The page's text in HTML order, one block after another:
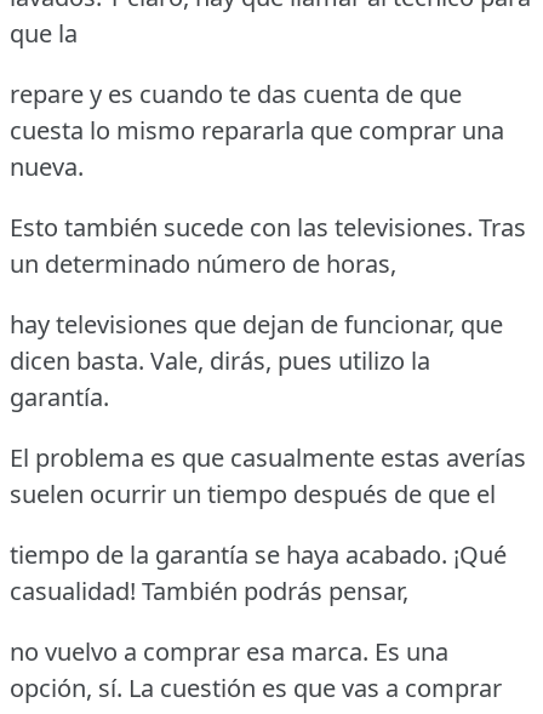
que la
repare y es cuando te das cuenta de que
cuesta lo mismo repararla que comprar una
nueva.
Esto también sucede con las televisiones. Tras
un determinado número de horas,
hay televisiones que dejan de funcionar, que
dicen basta. Vale, dirás, pues utilizo la
garantía.
El problema es que casualmente estas averías
suelen ocurrir un tiempo después de que el
tiempo de la garantía se haya acabado. ¡Qué
casualidad! También podrás pensar,
no vuelvo a comprar esa marca. Es una
opción, sí. La cuestión es que vas a comprar